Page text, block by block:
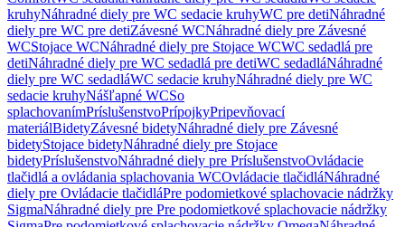
kruhyNáhradné diely pre WC sedacie kruhyWC pre detiNáhradné
diely pre WC pre detiZávesné WCNáhradné diely pre Závesné
WCStojace WCNáhradné diely pre Stojace WCWC sedadlá pre
detiNáhradné diely pre WC sedadlá pre detiWC sedadláNáhradné
diely pre WC sedadláWC sedacie kruhyNáhradné diely pre WC
sedacie kruhyNášľapné WCSo
splachovanímPríslušenstvoPrípojkyPripevňovací
materiálBidetyZávesné bidetyNáhradné diely pre Závesné
bidetyStojace bidetyNáhradné diely pre Stojace
bidetyPríslušenstvoNáhradné diely pre PríslušenstvoOvládacie
tlačidlá a ovládania splachovania WCOvládacie tlačidláNáhradné
diely pre Ovládacie tlačidláPre podomietkové splachovacie nádržky
SigmaNáhradné diely pre Pre podomietkové splachovacie nádržky